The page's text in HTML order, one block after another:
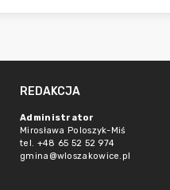
REDAKCJA
Administrator
Mirosława Poloszyk-Miś
tel. +48 65 52 52 974
gmina@wloszakowice.pl